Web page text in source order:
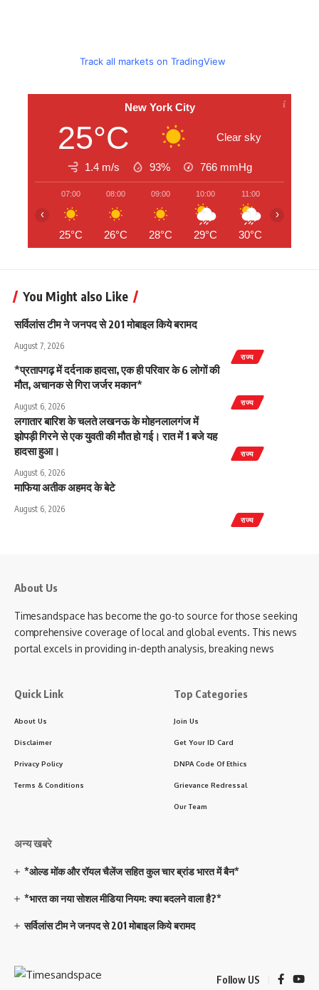
Track all markets on TradingView
New York City
25°C Clear sky
1.4 m/s 93% 766 mmHg
07:00
25°C
08:00
26°C
09:00
28°C
10:00
29°C
11:00
30°C
‹ ›
You Might also Like
राज्य
सर्विलांस टीम ने जनपद से 201 मोबाइल किये बरामद
August 7, 2026
राज्य
*प्रतापगढ़ में दर्दनाक हादसा, एक ही परिवार के 6 लोगों की
मौत, अचानक से गिरा जर्जर मकान*
August 6, 2026
राज्य
लगातार बारिश के चलते लखनऊ के मोहनलालगंज में
झोपड़ी गिरने से एक युवती की मौत हो गई। रात में 1 बजे यह
हादसा हुआ।
August 6, 2026
राज्य
माफिया अतीक अहमद के बेटे
August 6, 2026
About Us
Timesandspace has become the go-to source for those seeking
comprehensive coverage of local and global events. This news
portal excels in providing in-depth analysis, breaking news
Quick Link
About Us
Disclaimer
Privacy Policy
Terms & Conditions
Top Categories
Join Us
Get Your ID Card
DNPA Code Of Ethics
Grievance Redressal
Our Team
अन्य खबरे
*ओल्ड मोंक और रॉयल चैलेंज सहित कुल चार ब्रांड भारत में बैन*
*भारत का नया सोशल मीडिया नियम: क्या बदलने वाला है?*
सर्विलांस टीम ने जनपद से 201 मोबाइल किये बरामद
Follow US